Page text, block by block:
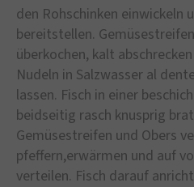
den Rohschinken einwickeln
bereitstellen.
überkochen, kalt
Nudeln in Salzwasser al
lassen. Fisch in einer
beidseitig rasch knusprig
Gemüsestreifen und Obers
pfeffern,erwärmen und auf
verteilen. Fisch darauf